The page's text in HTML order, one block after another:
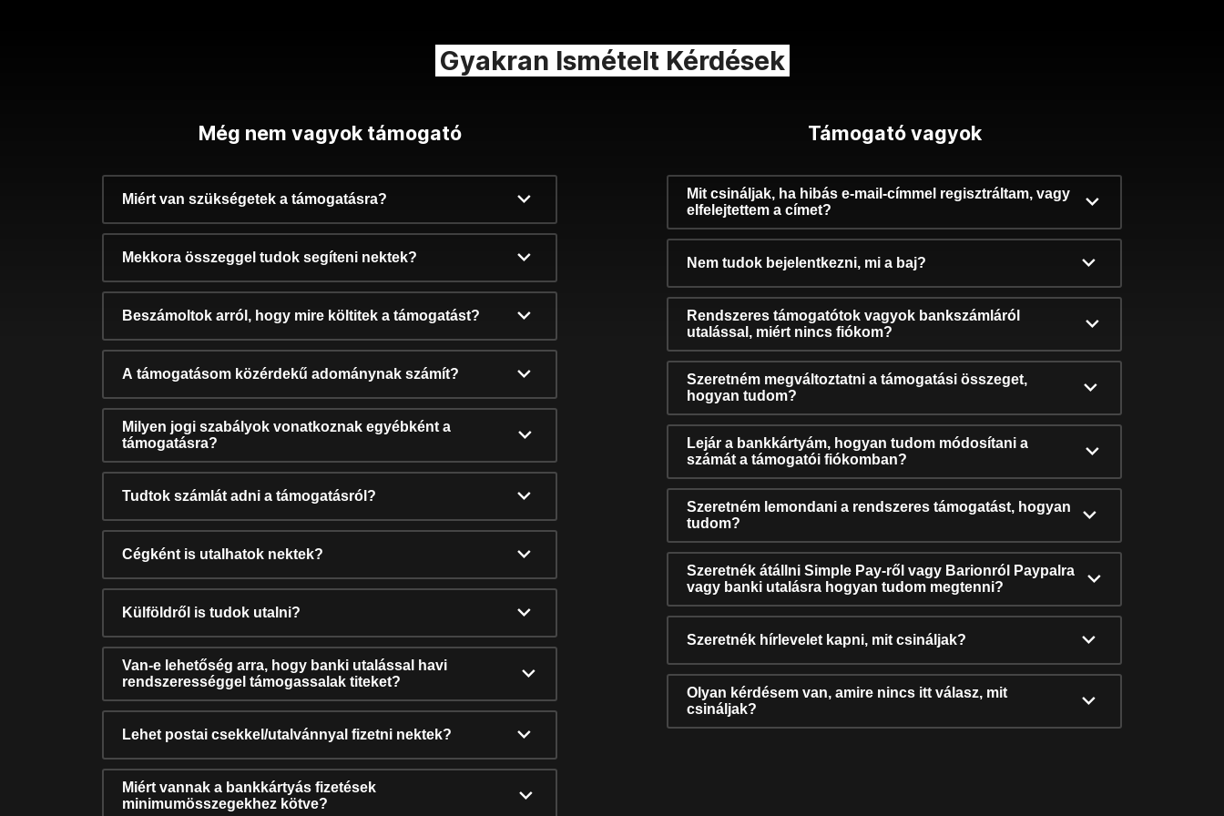
Gyakran Ismételt Kérdések
Még nem vagyok támogató
Miért van szükségetek a támogatásra?
Mekkora összeggel tudok segíteni nektek?
Beszámoltok arról, hogy mire költitek a támogatást?
A támogatásom közérdekű adománynak számít?
Milyen jogi szabályok vonatkoznak egyébként a
támogatásra?
Tudtok számlát adni a támogatásról?
Cégként is utalhatok nektek?
Külföldről is tudok utalni?
Van-e lehetőség arra, hogy banki utalással havi
rendszerességgel támogassalak titeket?
Lehet postai csekkel/utalvánnyal fizetni nektek?
Miért vannak a bankkártyás fizetések
minimumösszegekhez kötve?
Támogató vagyok
Mit csináljak, ha hibás e-mail-címmel regisztráltam, vagy
elfelejtettem a címet?
Nem tudok bejelentkezni, mi a baj?
Rendszeres támogatótok vagyok bankszámláról
utalással, miért nincs fiókom?
Szeretném megváltoztatni a támogatási összeget,
hogyan tudom?
Lejár a bankkártyám, hogyan tudom módosítani a
számát a támogatói fiókomban?
Szeretném lemondani a rendszeres támogatást, hogyan
tudom?
Szeretnék átállni Simple Pay-ről vagy Barionról Paypalra
vagy banki utalásra hogyan tudom megtenni?
Szeretnék hírlevelet kapni, mit csináljak?
Olyan kérdésem van, amire nincs itt válasz, mit
csináljak?